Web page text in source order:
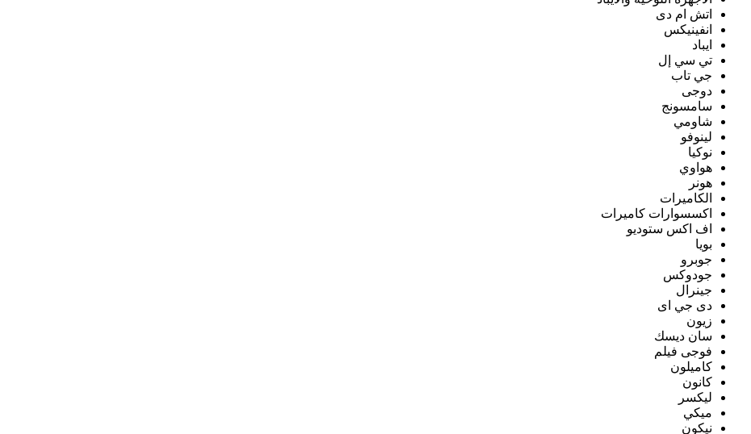
اتش ام دى
انفينيكس
ايباد
تي سي إل
جي تاب
دوجى
سامسونج
شاومي
لينوفو
نوكيا
هواوي
هونر
الكاميرات
اكسسوارات كاميرات
اف اكس ستوديو
بويا
جوبرو
جودوكس
جينرال
دى جي اى
زيون
سان ديسك
فوجى فيلم
كاميلون
كانون
ليكسر
ميكي
نيكون